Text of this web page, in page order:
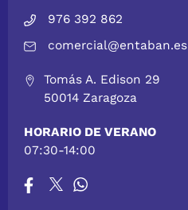
976 392 862
comercial@entaban.es
Tomás A. Edison 29
50014 Zaragoza
HORARIO DE VERANO
07:30-14:00